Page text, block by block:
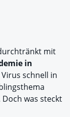
mit
in
schnell in
was steckt